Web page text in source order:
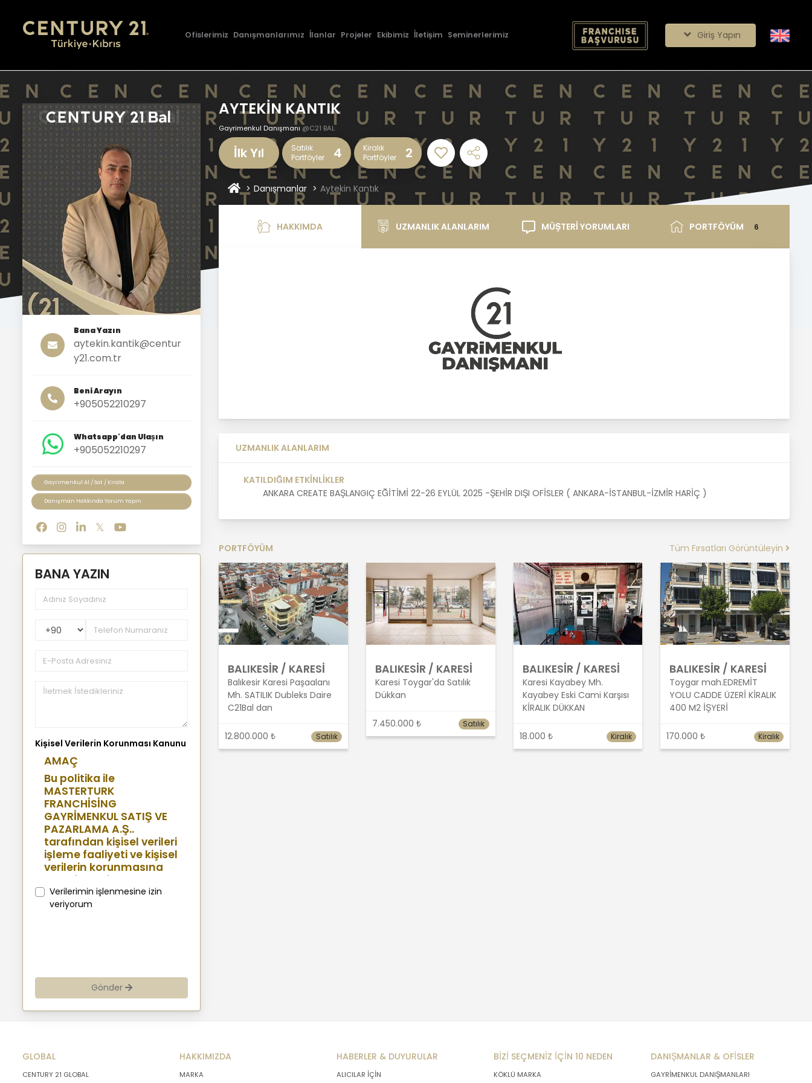
Ofislerimiz Danışmanlarımız İlanlar Projeler Ekibimiz İletişim Seminerlerimiz Giriş Yapın
AYTEKİN KANTIK
Gayrimenkul Danışmanı @C21 BAL
İlk Yıl
Satılık
Portföyler
4
Kiralık
Portföyler
2
Danışmanlar Aytekin Kantık
Bana Yazın
aytekin.kantik@centur
y21.com.tr
Beni Arayın
+905052210297
Whatsapp'dan Ulaşın
+905052210297
Gayrimenkul Al / Sat / Kirala
Danışman Hakkında Yorum Yapın
BANA YAZIN
PhoneNumberCountryPhoneCode
Kişisel Verilerin Korunması Kanunu
AMAÇ
Bu politika ile
MASTERTURK
FRANCHİSİNG
GAYRİMENKUL SATIŞ VE
PAZARLAMA A.Ş..
tarafından kişisel verileri
işleme faaliyeti ve kişisel
verilerin korunmasına
yönelik benimsenen
sistemler konusunda
açıklamalarda
müşterilerimiz, şirket
hissedarlarımız,
ziyaretçilerimiz ve
üçüncü kişiler başta
işlenen kişilerin
bilgilendirilerek
Verilerimin işlenmesine izin
veriyorum
Gönder
HAKKIMDA UZMANLIK ALANLARIM MÜŞTERİ YORUMLARI PORTFÖYÜM 6
UZMANLIK ALANLARIM
KATILDIĞIM ETKİNLİKLER
ANKARA CREATE BAŞLANGIÇ EĞİTİMİ 22-26 EYLÜL 2025 -ŞEHİR DIŞI OFİSLER ( ANKARA-İSTANBUL-İZMİR HARİÇ )
PORTFÖYÜM Tüm Fırsatları Görüntüleyin
BALIKESİR / KARESİ
Balıkesir Karesi Paşaalanı
Mh. SATILIK Dubleks Daire
C21Bal dan
12.800.000 ₺ Satılık
BALIKESİR / KARESİ
Karesi Toygar'da Satılık
Dükkan
7.450.000 ₺ Satılık
BALIKESİR / KARESİ
Karesi Kayabey Mh.
Kayabey Eski Cami Karşısı
KİRALIK DÜKKAN
18.000 ₺ Kiralık
BALIKESİR / KARESİ
Toygar mah.EDREMİT
YOLU CADDE ÜZERİ KİRALIK
400 M2 İŞYERİ
170.000 ₺ Kiralık
GLOBAL
CENTURY 21 GLOBAL
HAKKIMIZDA
MARKA
HABERLER & DUYURULAR
ALICILAR İÇİN
BİZİ SEÇMENİZ İÇİN 10 NEDEN
KÖKLÜ MARKA
DANIŞMANLAR & OFİSLER
GAYRİMENKUL DANIŞMANLARI